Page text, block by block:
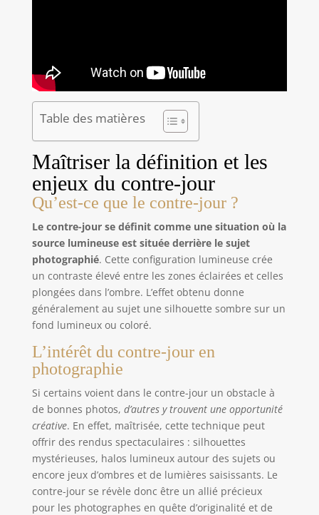
Table des matières
Maîtriser la définition et les
enjeux du contre-jour
Qu’est-ce que le contre-jour ?
Le contre-jour se définit comme une situation où la
source lumineuse est située derrière le sujet
photographié. Cette configuration lumineuse crée
un contraste élevé entre les zones éclairées et celles
plongées dans l’ombre. L’effet obtenu donne
généralement au sujet une silhouette sombre sur un
fond lumineux ou coloré.
L’intérêt du contre-jour en
photographie
Si certains voient dans le contre-jour un obstacle à
de bonnes photos, d’autres y trouvent une opportunité
créative. En effet, maîtrisée, cette technique peut
offrir des rendus spectaculaires : silhouettes
mystérieuses, halos lumineux autour des sujets ou
encore jeux d’ombres et de lumières saisissants. Le
contre-jour se révèle donc être un allié précieux
pour les photographes en quête d’originalité et de